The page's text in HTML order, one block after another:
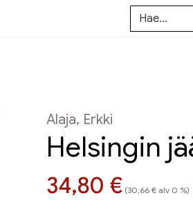
Alaja, Erkki
Helsingin
Hinta nyt
34,80 € (30,66 € alv 0 %)